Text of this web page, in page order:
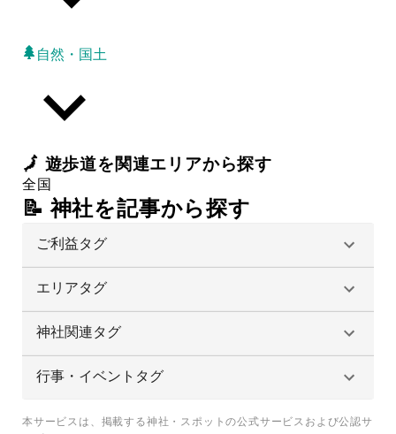
自然・国土
🗾 遊歩道を関連エリアから探す
全国
📝 神社を記事から探す
ご利益タグ
エリアタグ
神社関連タグ
行事・イベントタグ
本サービスは、掲載する神社・スポットの公式サービスおよび公認サ